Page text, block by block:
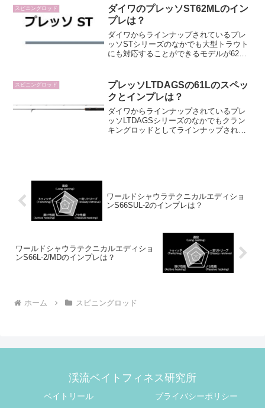
クしたい内容ですよね。そんな83MLはど
んな特徴な...
スピニングロッド
ダイワのプレッソST62MLのイン
プレは？
ダイワからラインナップされているプレ
ッソSTシリーズのなかでも大型トラウト
にも対応することができるモデルが62ML
ドを検討したいですよね。そんなプレッ
ソST62MLはど...
スピニングロッド
プレッソLTDAGSの61Lのスペッ
クとインプレは？
ダイワからラインナップされているプレ
ッソLTDAGSシリーズのなかでもクラン
キングロッドとしてラインナップされて
ワールドシャウラテクニカルエディショ
ンS66SUL-2のインプレは？
ワールドシャウラテクニカルエディショ
ンS66L-2/MDのインプレは？
ホーム スピニングロッド
渓流ベイトフィネス研究所
ベイトリール プライバシーポリシー